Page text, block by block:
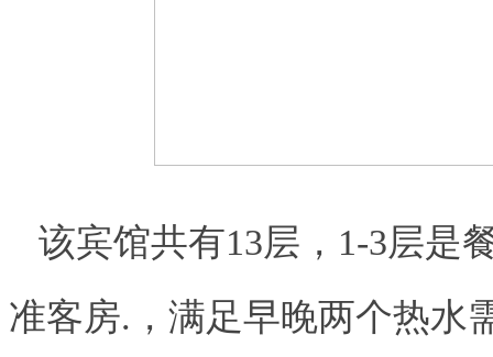
该宾馆共有13层，1-3层是
准客房.， 满足早晚两个热水